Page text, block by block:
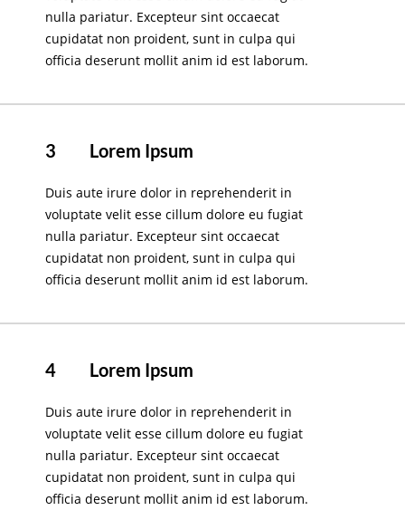
nulla pariatur. Excepteur sint occaecat
cupidatat non proident, sunt in culpa qui
officia deserunt mollit anim id est laborum.
3 Lorem Ipsum
Duis aute irure dolor in reprehenderit in
voluptate velit esse cillum dolore eu fugiat
nulla pariatur. Excepteur sint occaecat
cupidatat non proident, sunt in culpa qui
officia deserunt mollit anim id est laborum.
4 Lorem Ipsum
Duis aute irure dolor in reprehenderit in
voluptate velit esse cillum dolore eu fugiat
nulla pariatur. Excepteur sint occaecat
cupidatat non proident, sunt in culpa qui
officia deserunt mollit anim id est laborum.